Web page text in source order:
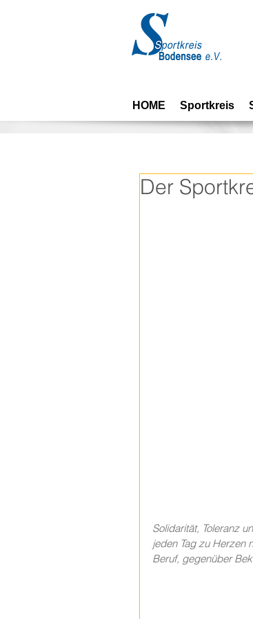
HOME Sportkreis
Der
Solidarität, Toleranz
jeden Tag zu Herzen
Beruf, gegenüber